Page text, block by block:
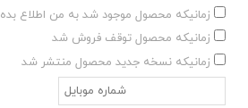
زمانیکه محصول موجود شد به من اطلاع بده
زمانیکه محصول توقف فروش شد
زمانیکه نسخه جدید محصول منتشر شد